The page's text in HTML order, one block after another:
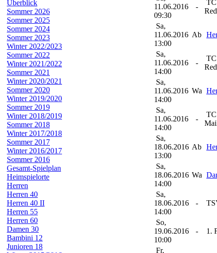
Überblick
Sommer 2026
Sommer 2025
Sommer 2024
Sommer 2023
Winter 2022/2023
Sommer 2022
Winter 2021/2022
Sommer 2021
Winter 2020/2021
Sommer 2020
Winter 2019/2020
Sommer 2019
Winter 2018/2019
Sommer 2018
Winter 2017/2018
Sommer 2017
Winter 2016/2017
Sommer 2016
Gesamt-Spielplan
Heimspielorte
Herren
Herren 40
Herren 40 II
Herren 55
Herren 60
Damen 30
Bambini 12
Junioren 18
11.06.2016
09:30
-
TC
Sa,
11.06.2016
13:00
Ab
Sa,
11.06.2016
14:00
-
TC
Sa,
11.06.2016
14:00
Wa
Sa,
11.06.2016
14:00
-
Sa,
18.06.2016
13:00
Ab
Sa,
18.06.2016
14:00
Wa
Sa,
18.06.2016
14:00
-
So,
19.06.2016
10:00
- 1.
Fr,